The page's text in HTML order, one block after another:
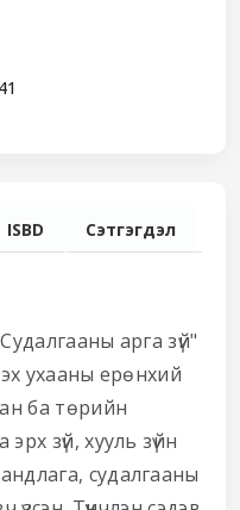
ISBD Сэтгэгдэл
арга зүй"
ухааны ерөнхий
ба төрийн
зүй, хууль зүйн
судалгааны